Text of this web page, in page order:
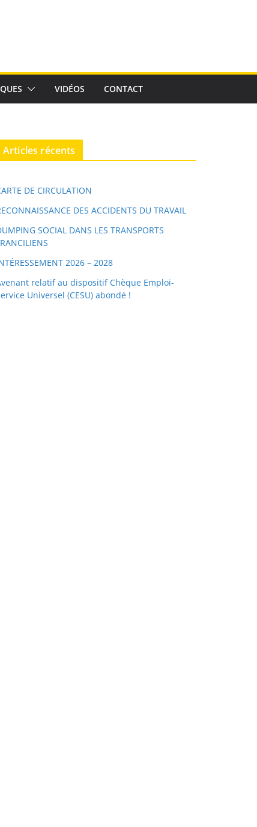
VIDÉOS CONTACT
Articles récents
DE CIRCULATION
DES ACCIDENTS DU TRAVAIL
SOCIAL DANS LES TRANSPORTS
2026 – 2028
relatif au dispositif Chèque Emploi-
Universel (CESU) abondé !